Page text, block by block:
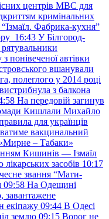
центрів МВС для
кримінальних
“Ізмаїл. Фабрика-кухня”
16:43 У Білгород-
понівеченої автівки
вшанували
полеглого у 2014 році
з балкона
На передовій загинув
Кишлали Михайло
для українців
вакцинальний
– Табаки»
Кишинів — Ізмаїл
засобів 10:17
звання “Мати-
09:58 На Одещині
завантажене
екіпажу 09:44 В Одесі
землю 09:15 Ворог не